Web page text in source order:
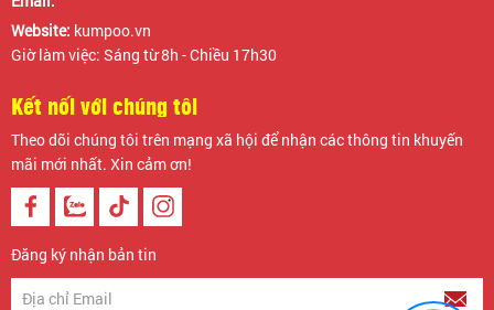
Website: kumpoo.vn
Giờ làm việc: Sáng từ 8h - Chiều 17h30
Kết nối với chúng tôi
Theo dõi chúng tôi trên mạng xã hội để nhận các thông tin khuyến
mãi mới nhất. Xin cảm ơn!
Đăng ký nhận bản tin